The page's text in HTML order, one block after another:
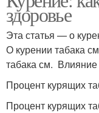
здоровье
Эта статья — о
О курении табака
табака см. Влияние
Процент курящих
Процент курящих